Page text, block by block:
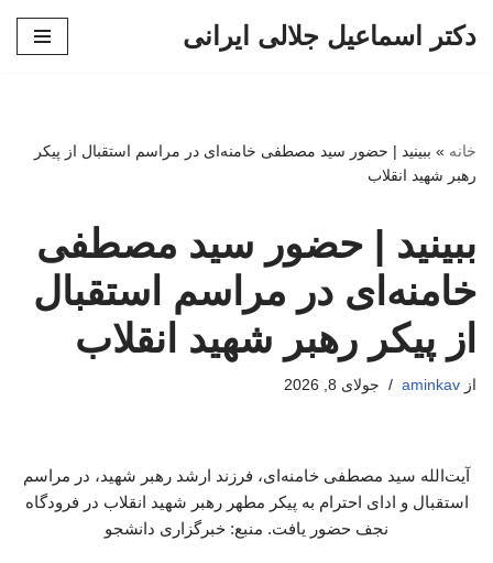
دکتر اسماعیل جلالی ایرانی
خانه » ببینید | حضور سید مصطفی خامنه‌ای در مراسم استقبال از پیکر
رهبر شهید انقلاب
ببینید | حضور سید مصطفی
خامنه‌ای در مراسم استقبال
از پیکر رهبر شهید انقلاب
از aminkav جولای 8, 2026
آیت‌الله سید مصطفی خامنه‌ای، فرزند ارشد رهبر شهید، در مراسم
استقبال و ادای احترام به پیکر مطهر رهبر شهید انقلاب در فرودگاه
نجف حضور یافت. منبع: خبرگزاری دانشجو